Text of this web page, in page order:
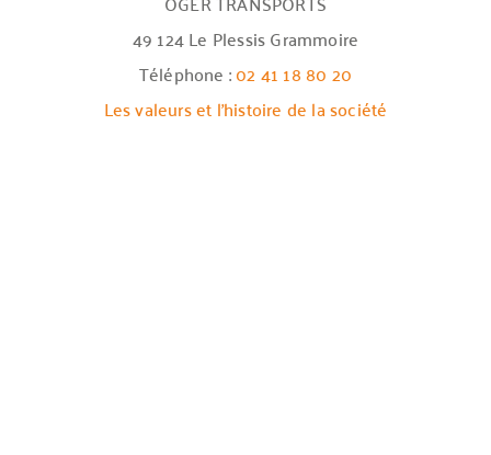
49 124 Le Plessis Grammoire
Téléphone :02 41 18 80 20
Les valeurs et l’histoire de la société